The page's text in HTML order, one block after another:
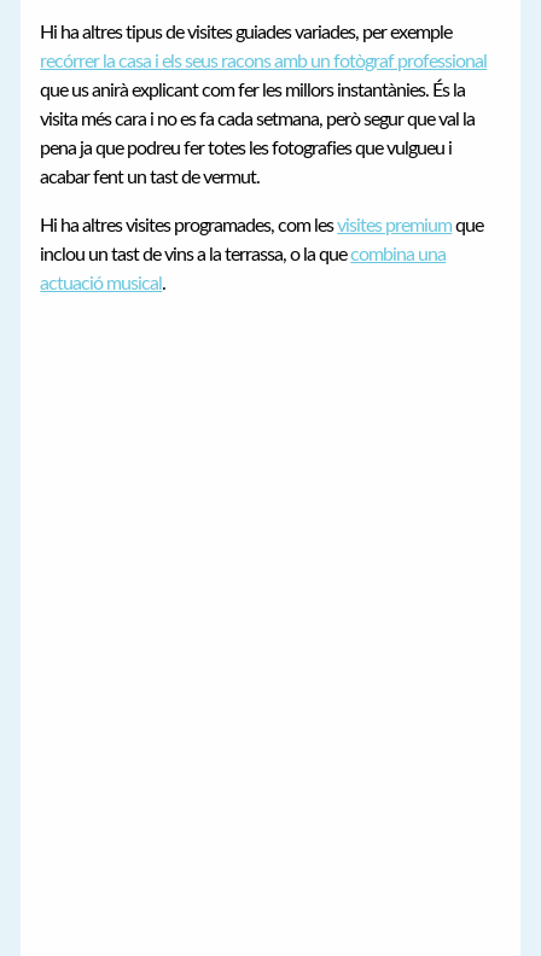
Hi ha altres tipus de visites guiades variades, per exemple
recórrer la casa i els seus racons amb un fotògraf professional
que us anirà explicant com fer les millors instantànies. És la
visita més cara i no es fa cada setmana, però segur que val la
pena ja que podreu fer totes les fotografies que vulgueu i
acabar fent un tast de vermut.
Hi ha altres visites programades, com lesvisites premiumque
inclou un tast de vins a la terrassa, o la quecombina una
actuació musical .